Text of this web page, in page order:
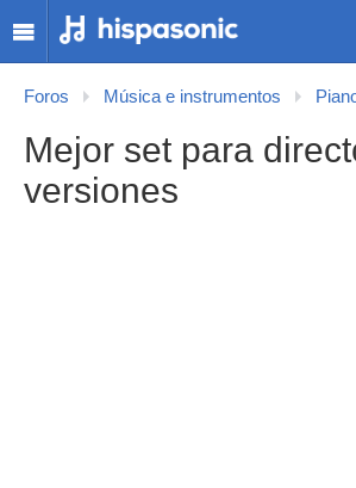
Foros Música e instrumentos
Mejor set para
versiones